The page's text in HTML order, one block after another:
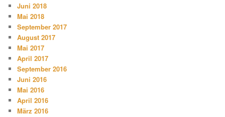
Juni 2018
Mai 2018
September 2017
August 2017
Mai 2017
April 2017
September 2016
Juni 2016
Mai 2016
April 2016
März 2016